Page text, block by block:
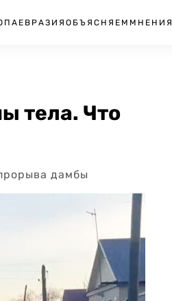
ЕВРАЗИЯ ОБЪЯСНЯЕМ МНЕНИЯ
тела. Что
дамбы